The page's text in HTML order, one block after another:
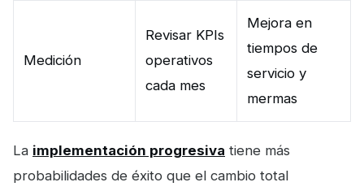
Medición
Revisar KPIs
operativos
cada mes
Mejora en
tiempos de
servicio y
mermas
La implementación progresiva tiene más
probabilidades de éxito que el cambio total